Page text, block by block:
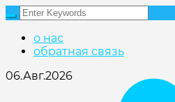
о нас
обратная связь
06.Авг.2026